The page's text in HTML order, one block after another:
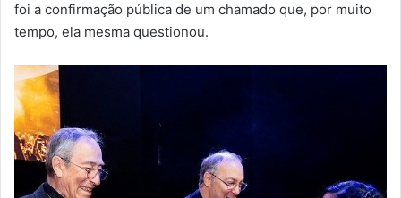
foi a confirmação pública de um chamado que, por muito
tempo, ela mesma questionou.